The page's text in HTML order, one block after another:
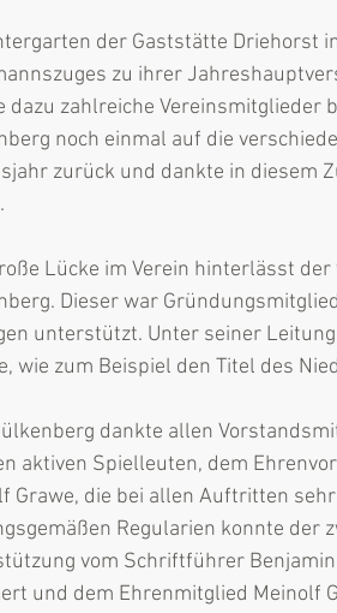
der Gaststätte Driehorst
zu ihrer
dazu zahlreiche Vereinsmitglieder
noch einmal auf die
zurück und dankte in diesem
Lücke im Verein hinterlässt
Dieser war
unterstützt. Unter seiner
wie zum Beispiel den Titel des
dankte allen
aktiven Spielleuten, dem
Grawe, die bei allen Auftritten
Regularien konnte der
vom Schriftführer
und dem Ehrenmitglied Meinolf